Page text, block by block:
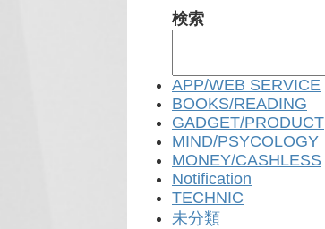
検索
APP/WEB SERVICE
BOOKS/READING
GADGET/PRODUCT
MIND/PSYCOLOGY
MONEY/CASHLESS
Notification
TECHNIC
未分類